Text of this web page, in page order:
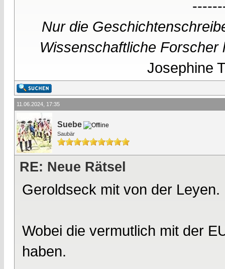
Nur die
Wissenschaftliche
Josephine
11.06.2024, 17:35
Suebe
Saubär
RE: Neue Rätsel
Geroldseck mit von der Leyen.
Wobei die vermutlich mit der
haben.